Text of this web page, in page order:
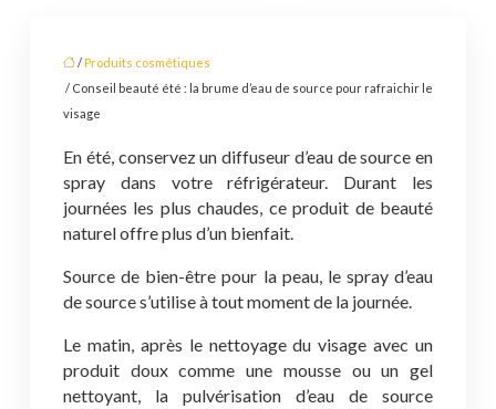
/ Produits cosmétiques
/ Conseil beauté été : la brume d’eau de source pour rafraichir le
visage
En été, conservez un diffuseur d’eau de source en
spray dans votre réfrigérateur. Durant les
journées les plus chaudes, ce produit de beauté
naturel offre plus d’un bienfait.
Source de bien-être pour la peau, le spray d’eau
de source s’utilise à tout moment de la journée.
Le matin, après le nettoyage du visage avec un
produit doux comme une mousse ou un gel
nettoyant, la pulvérisation d’eau de source